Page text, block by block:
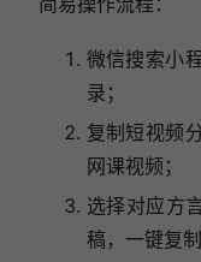
微信搜索小
录；
复制短视频
网课视频；
选择对应方
稿，一键复制